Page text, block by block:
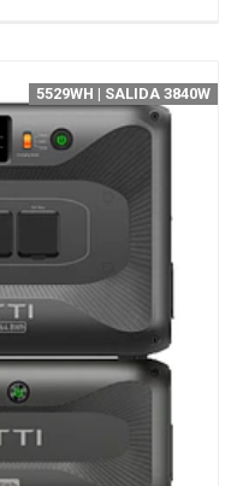
5529WH | SALIDA 3840W